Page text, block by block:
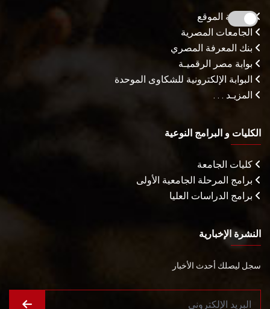
خريطة الموقع
الجامعات المصرية
بنك المعرفة المصري
بوابة مصر الرقميـة
البوابة الإلكترونية للشكاوى الموحدة
المزيـد . . .
الكليات و البرامج النوعية
كليات الجامعة
برامج المرحلة الجامعية الأولى
برامج الدراسات العليا
النشرة الإخبارية
سجل ليصلك أحدث الأخبار